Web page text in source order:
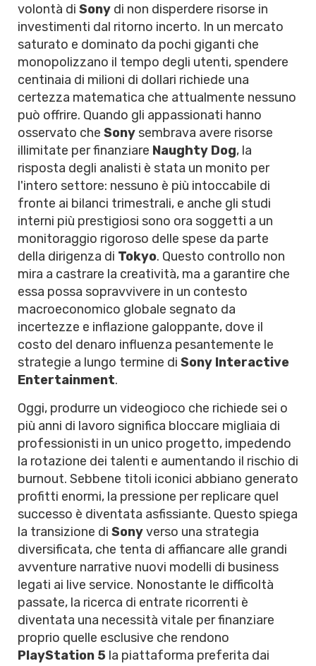
volontà di Sony di non disperdere risorse in
investimenti dal ritorno incerto. In un mercato
saturato e dominato da pochi giganti che
monopolizzano il tempo degli utenti, spendere
centinaia di milioni di dollari richiede una
certezza matematica che attualmente nessuno
può offrire. Quando gli appassionati hanno
osservato che Sony sembrava avere risorse
illimitate per finanziare Naughty Dog, la
risposta degli analisti è stata un monito per
l'intero settore: nessuno è più intoccabile di
fronte ai bilanci trimestrali, e anche gli studi
interni più prestigiosi sono ora soggetti a un
monitoraggio rigoroso delle spese da parte
della dirigenza di Tokyo. Questo controllo non
mira a castrare la creatività, ma a garantire che
essa possa sopravvivere in un contesto
macroeconomico globale segnato da
incertezze e inflazione galoppante, dove il
costo del denaro influenza pesantemente le
strategie a lungo termine di Sony Interactive
Entertainment.
Oggi, produrre un videogioco che richiede sei o
più anni di lavoro significa bloccare migliaia di
professionisti in un unico progetto, impedendo
la rotazione dei talenti e aumentando il rischio di
burnout. Sebbene titoli iconici abbiano generato
profitti enormi, la pressione per replicare quel
successo è diventata asfissiante. Questo spiega
la transizione di Sonyverso una strategia
diversificata, che tenta di affiancare alle grandi
avventure narrative nuovi modelli di business
legati ai live service. Nonostante le difficoltà
passate, la ricerca di entrate ricorrenti è
diventata una necessità vitale per finanziare
proprio quelle esclusive che rendono
PlayStation 5 la piattaforma preferita dai